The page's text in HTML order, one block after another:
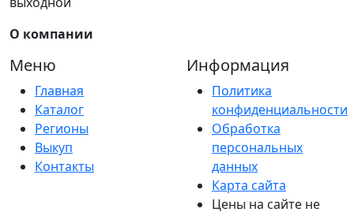
О компании
Меню
Главная
Каталог
Регионы
Выкуп
Контакты
Информация
Политика
конфиденциальности
Обработка
персональных
данных
Карта сайта
Цены на сайте не